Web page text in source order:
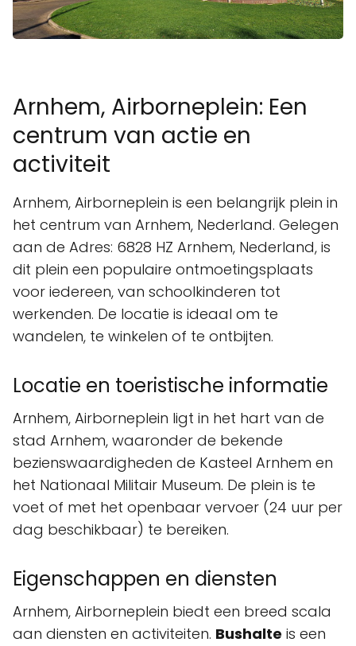
Arnhem, Airborneplein: Een
centrum van actie en
activiteit
Arnhem, Airborneplein is een belangrijk plein in
het centrum van Arnhem, Nederland. Gelegen
aan de Adres: 6828 HZ Arnhem, Nederland, is
dit plein een populaire ontmoetingsplaats
voor iedereen, van schoolkinderen tot
werkenden. De locatie is ideaal om te
wandelen, te winkelen of te ontbijten.
Locatie en toeristische informatie
Arnhem, Airborneplein ligt in het hart van de
stad Arnhem, waaronder de bekende
bezienswaardigheden de Kasteel Arnhem en
het Nationaal Militair Museum. De plein is te
voet of met het openbaar vervoer (24 uur per
dag beschikbaar) te bereiken.
Eigenschappen en diensten
Arnhem, Airborneplein biedt een breed scala
aan diensten en activiteiten. Bushalte is een